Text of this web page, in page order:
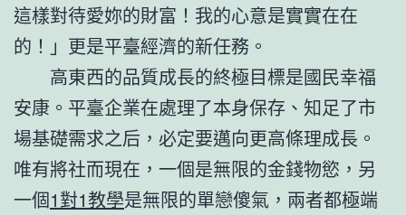
這樣對待愛妳的財富！我的心意是實實在在
的！」更是平臺經濟的新任務。
高東西的品質成長的終極目標是國民幸福
安康。平臺企業在處理了本身保存、知足了市
場基礎需求之后，必定要邁向更高條理成長。
唯有將社而現在，一個是無限的金錢物慾，另
一個1對1教學是無限的單戀傻氣，兩者都極端